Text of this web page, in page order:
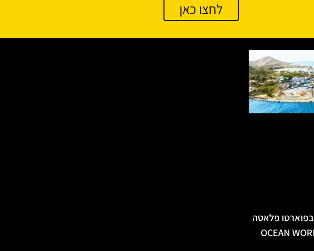
לחצו כאן
פלאטה
(OCEAN